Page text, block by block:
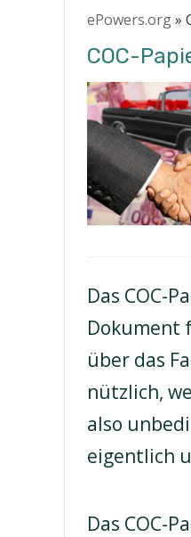
ePowers.org»
COC-
Das COC-
Dokument
über das
nützlich,
also
eigentlich
Das COC-